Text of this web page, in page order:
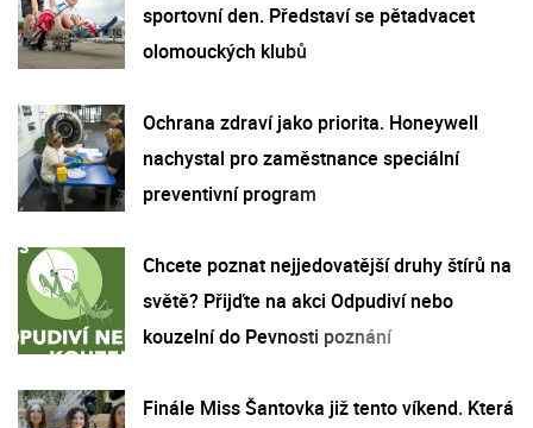
sportovní den. Představí se pětadvacet
olomouckých klubů
Ochrana zdraví jako priorita. Honeywell
nachystal pro zaměstnance speciální
preventivní program
Chcete poznat nejjedovatější druhy štírů na
světě? Přijďte na akci Odpudiví nebo
kouzelní do Pevnosti poznání
Finále Miss Šantovka již tento víkend. Která